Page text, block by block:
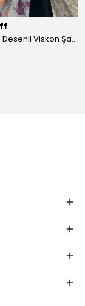
Soft Pamuk Desenli Viskon Şal - 77 x 200 cm - Kırık Beyaz/Mor